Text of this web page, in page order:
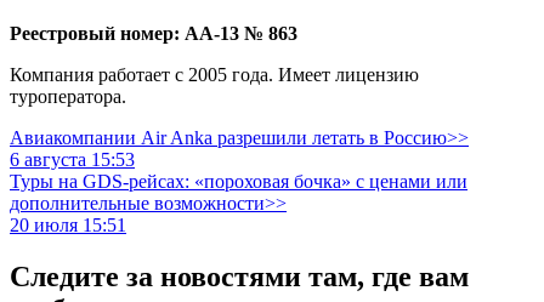
Реестровый номер: АА-13 № 863
Компания работает с 2005 года. Имеет лицензию
туроператора.
Авиакомпании Air Anka разрешили летать в Россию>>
6 августа 15:53
Туры на GDS-рейсах: «пороховая бочка» с ценами или
дополнительные возможности>>
20 июля 15:51
Следите за новостями там, где вам